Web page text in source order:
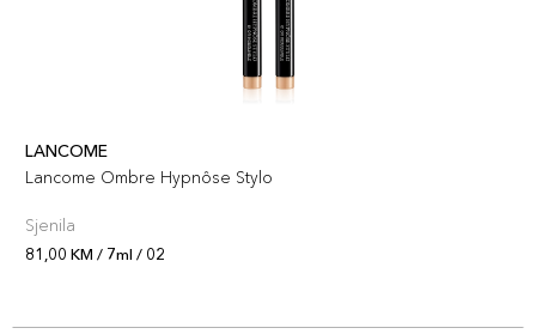
LANCOME
Lancome Ombre Hypnôse Stylo
Sjenila
81,00 KM / 7ml / 02